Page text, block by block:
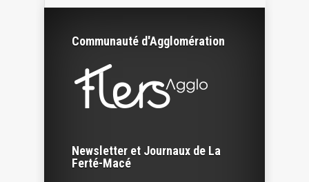
Communauté d'Agglomération
Newsletter et Journaux de La
Ferté-Macé